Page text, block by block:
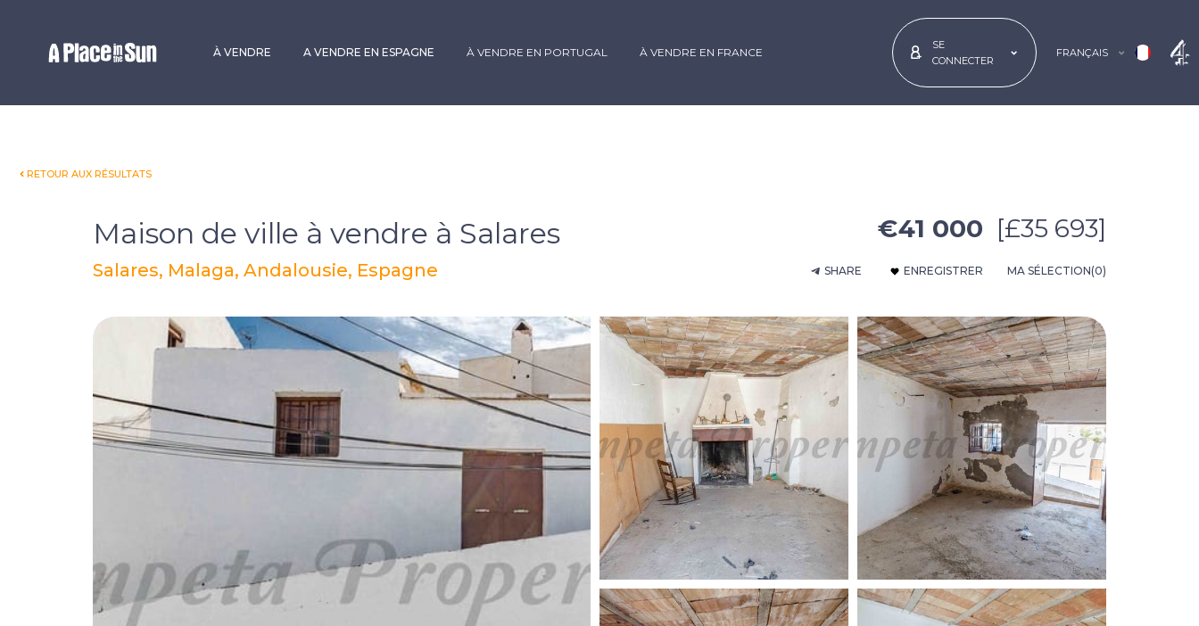
À VENDRE A VENDRE EN ESPAGNE À VENDRE EN PORTUGAL À VENDRE EN FRANCE
SE
CONNECTER
FRANÇAIS
RETOUR AUX RÉSULTATS
Maison de ville à vendre à Salares
Salares, Malaga, Andalousie, Espagne
€41 000 [£35 693]
SHARE ENREGISTRER MA SÉLECTION(0)